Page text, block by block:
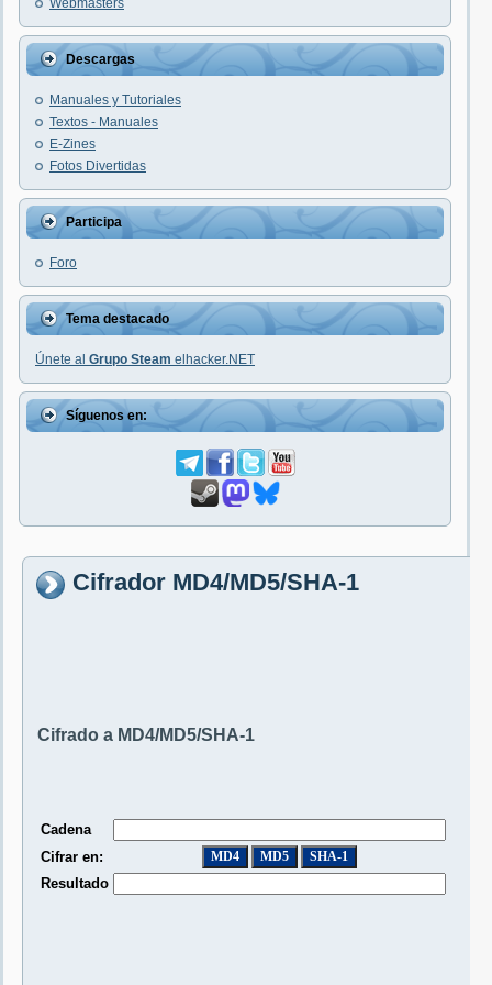
Webmasters
Descargas
Manuales y Tutoriales
Textos - Manuales
E-Zines
Fotos Divertidas
Participa
Foro
Tema destacado
Únete al Grupo Steam elhacker.NET
Síguenos en:
Cifrador MD4/MD5/SHA-1
Cifrado a MD4/MD5/SHA-1
Cadena
Cifrar en:
Resultado